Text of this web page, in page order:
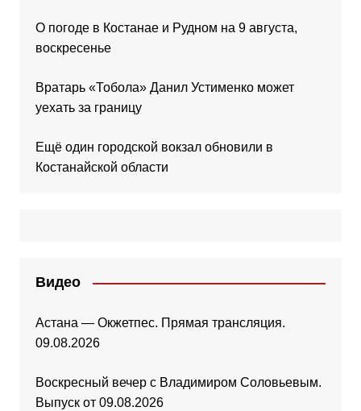
О погоде в Костанае и Рудном на 9 августа,
воскресенье
Вратарь «Тобола» Данил Устименко может
уехать за границу
Ещё один городской вокзал обновили в
Костанайской области
Видео
Астана — Окжетпес. Прямая трансляция.
09.08.2026
Воскресный вечер с Владимиром Соловьевым.
Выпуск от 09.08.2026